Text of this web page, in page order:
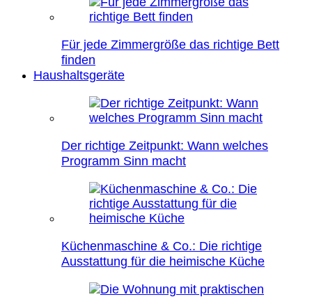
Für jede Zimmergröße das richtige Bett
finden
Haushaltsgeräte
Der richtige Zeitpunkt: Wann welches
Programm Sinn macht
Küchenmaschine & Co.: Die richtige
Ausstattung für die heimische Küche